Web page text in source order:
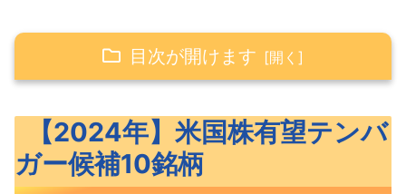
目次が開けます
柄
2024年米国株テンバガー候補の10銘柄
【2024年】米国株有望テンバ
ガー候補10銘柄